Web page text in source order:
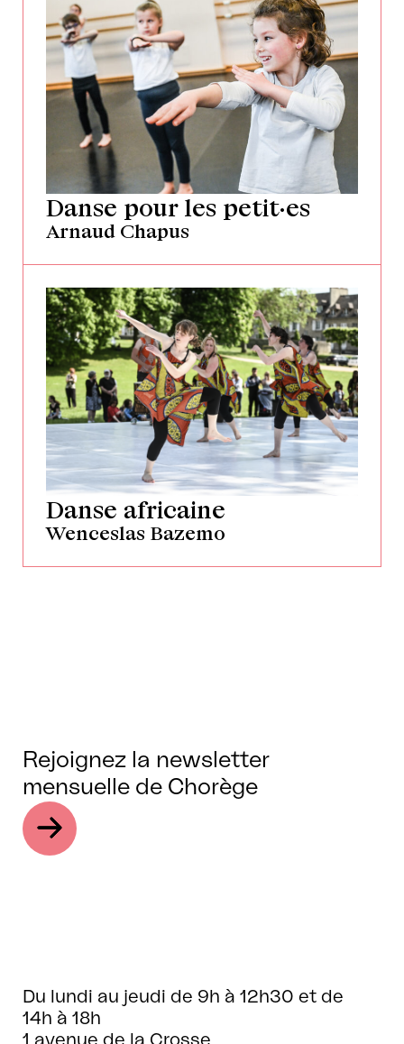
Danse pour les petit·es
Arnaud Chapus
Danse africaine
Wenceslas Bazemo
Rejoignez la newsletter
mensuelle de Chorège
Du lundi au jeudi de 9h à 12h30 et de
14h à 18h
1 avenue de la Crosse